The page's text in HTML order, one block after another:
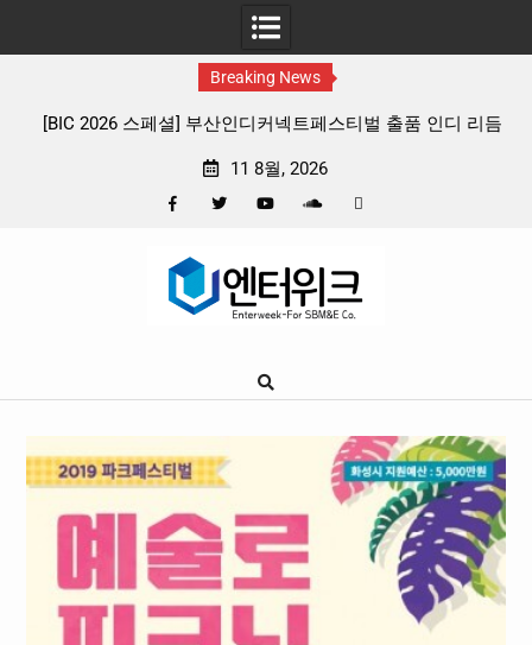
Breaking News
판타지 케이팝 애니메이션 ‘고스트밴드’ 8월 26일(수) 개봉
11 8월, 2026
Google